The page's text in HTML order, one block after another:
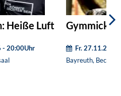
Heiße Luft
- 20:00Uhr
Gymmick –
Fr.
Bayreuth,